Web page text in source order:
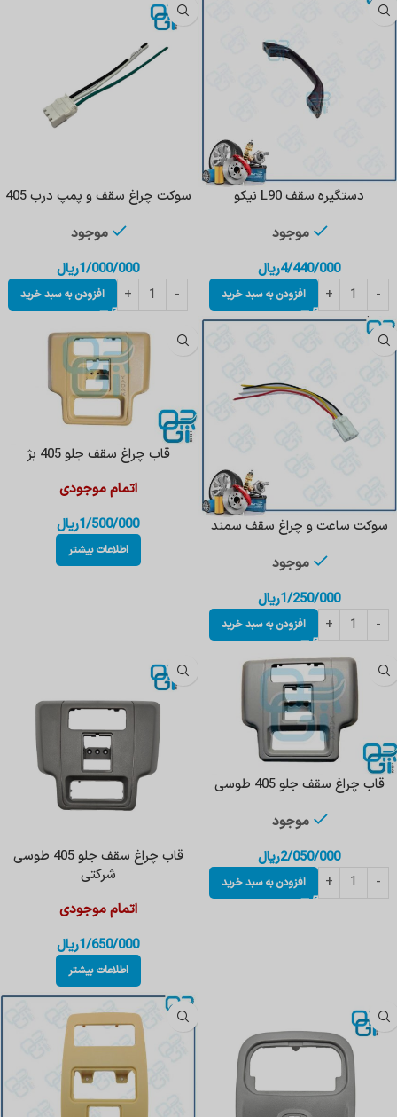
دستگیره سقف L90 نیکو
موجود
4/440/000ریال
افزودن به سبد خرید
سوکت چراغ سقف و پمپ درب 405
موجود
1/000/000ریال
افزودن به سبد خرید
سوکت ساعت و چراغ سقف سمند
موجود
1/250/000ریال
افزودن به سبد خرید
قاب چراغ سقف جلو 405 بژ
اتمام موجودی
1/500/000ریال
اطلاعات بیشتر
قاب چراغ ‌سقف‌ جلو 405 طوسی
موجود
2/050/000ریال
افزودن به سبد خرید
قاب چراغ ‌سقف جلو‌ 405 طوسی
شرکتی
اتمام موجودی
1/650/000ریال
اطلاعات بیشتر